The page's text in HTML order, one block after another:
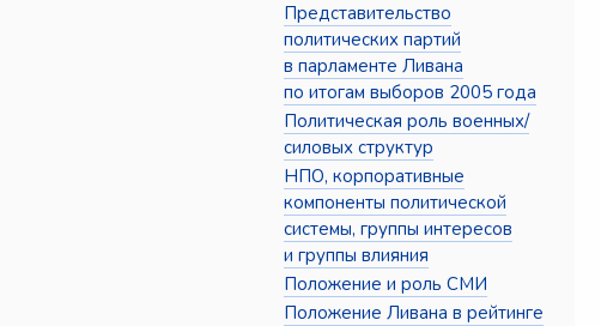
Представительство
политических партий
в парламенте Ливана
по итогам выборов 2005 года
Политическая роль военных/
силовых структур
НПО, корпоративные
компоненты политической
системы, группы интересов
и группы влияния
Положение и роль СМИ
Положение Ливана в рейтинге